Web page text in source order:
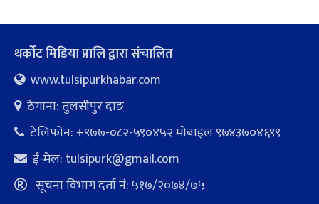
थर्कोट मिडिया प्रालि द्वारा संचालित
www.tulsipurkhabar.com
ठेगाना: तुलसीपुर दाङ
टेलिफोन: +९७७-०८२-५९०४५२ माेबाइल ९७४३७०४६९९
ई-मेल: tulsipurk@gmail.com
सूचना विभाग दर्ता नं: ५१७/२०७४/७५